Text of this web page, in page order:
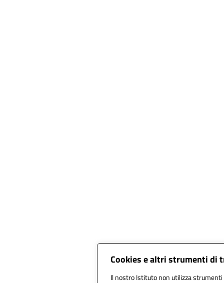
Cookies e altri strumenti di
Il nostro Istituto non utilizza